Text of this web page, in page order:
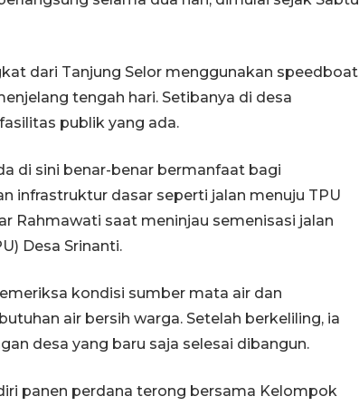
dari Tanjung Selor menggunakan speedboat
tengah hari. Setibanya di desa
publik yang ada.
di sini benar-benar bermanfaat bagi
infrastruktur dasar seperti jalan menuju TPU
Rahmawati saat meninjau semenisasi jalan
Desa Srinanti.
kondisi sumber mata air dan
air bersih warga. Setelah berkeliling, ia
desa yang baru saja selesai dibangun.
panen perdana terong bersama Kelompok